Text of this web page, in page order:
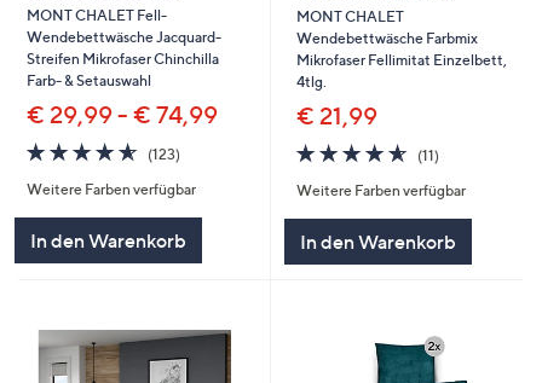
MONT CHALET Fell-
Wendebettwäsche Jacquard-
Streifen Mikrofaser Chinchilla
Farb- & Setauswahl
€ 29,99 - € 74,99
4.6
von
5
(123)123
Weitere Farben verfügbar
In den Warenkorb
MONT CHALET
Wendebettwäsche Farbmix
Mikrofaser Fellimitat Einzelbett,
4tlg.
€ 21,99
4.5
von
5
(11)
Weitere Farben verfügbar
In den Warenkorb